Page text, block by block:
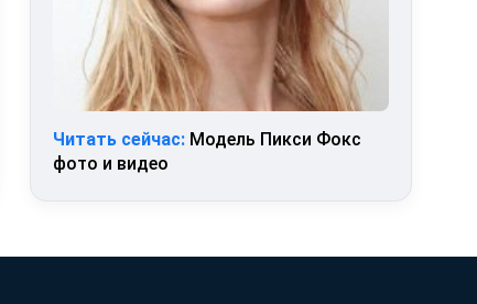
Читать сейчас: Модель Пикси Фокс
фото и видео